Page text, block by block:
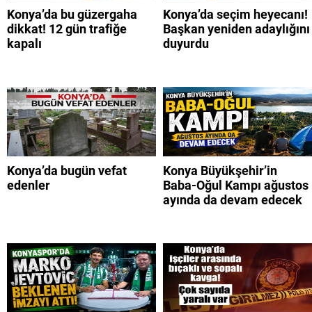
Konya’da bu güzergaha
dikkat! 12 gün trafiğe
kapalı
Konya’da seçim heyecanı!
Başkan yeniden adaylığını
duyurdu
Konya’da bugün vefat
edenler
Konya Büyükşehir’in
Baba-Oğul Kampı ağustos
ayında da devam edecek